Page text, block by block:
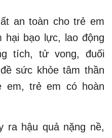
an toàn cho trẻ em
hại bạo lực, lao động
tích, tử vong, đuối
sức khỏe tâm thần
trẻ em có hoàn
ra hậu quả nặng nề,